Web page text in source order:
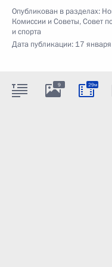
Опубликован в разделах:
Комиссии и Советы,Совет
и спорта
Дата публикации: 17
9 29м